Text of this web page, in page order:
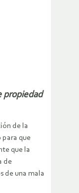
propiedad
de la
para que
que la
de
de una mala